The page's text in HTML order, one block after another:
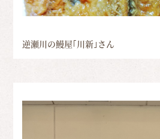
逆瀬川の鰻屋｢川新｣さん